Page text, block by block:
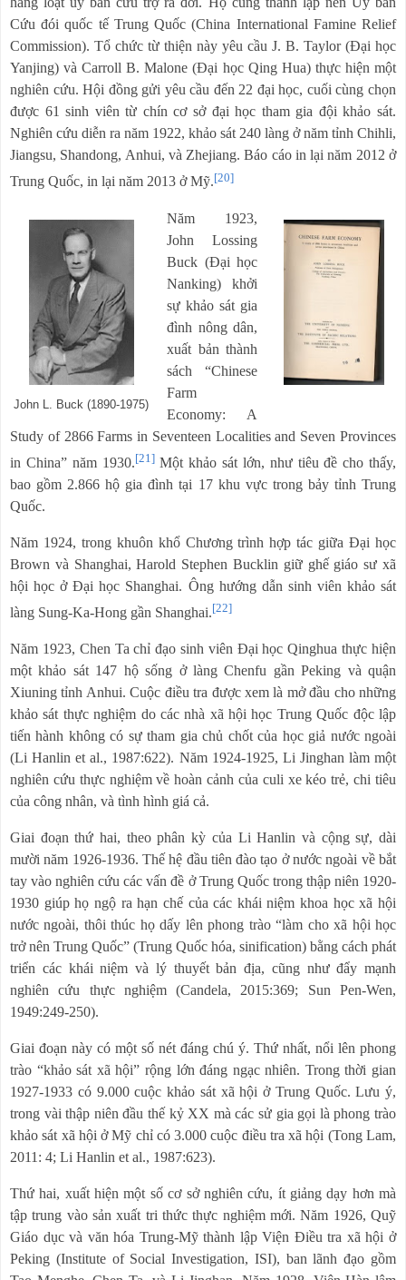
Cứu đói quốc tế Trung Quốc (China International Famine Relief
Commission). Tổ chức từ thiện này yêu cầu J. B. Taylor (Đại học
Yanjing) và Carroll B. Malone (Đại học Qing Hua) thực hiện một
nghiên cứu. Hội đồng gửi yêu cầu đến 22 đại học, cuối cùng chọn
được 61 sinh viên từ chín cơ sở đại học tham gia đội khảo sát.
Nghiên cứu diễn ra năm 1922, khảo sát 240 làng ở năm tỉnh Chihli,
Jiangsu, Shandong, Anhui, và Zhejiang. Báo cáo in lại năm 2012 ở
Trung Quốc, in lại năm 2013 ở Mỹ.[20]
John L. Buck (1890-1975)
Năm 1923,
John Lossing
Buck (Đại học
Nanking) khởi
sự khảo sát gia
đình nông dân,
xuất bản thành
sách “Chinese
Farm
Economy: A
Study of 2866 Farms in Seventeen Localities and Seven Provinces
in China” năm 1930.[21]Một khảo sát lớn, như tiêu đề cho thấy,
bao gồm 2.866 hộ gia đình tại 17 khu vực trong bảy tỉnh Trung
Quốc.
Năm 1924, trong khuôn khổ Chương trình hợp tác giữa Đại học
Brown và Shanghai, Harold Stephen Bucklin giữ ghế giáo sư xã
hội học ở Đại học Shanghai. Ông hướng dẫn sinh viên khảo sát
làng Sung-Ka-Hong gần Shanghai.[22]
Năm 1923, Chen Ta chỉ đạo sinh viên Đại học Qinghua thực hiện
một khảo sát 147 hộ sống ở làng Chenfu gần Peking và quận
Xiuning tỉnh Anhui. Cuộc điều tra được xem là mở đầu cho những
khảo sát thực nghiệm do các nhà xã hội học Trung Quốc độc lập
tiến hành không có sự tham gia chủ chốt của học giả nước ngoài
(Li Hanlin et al., 1987:622). Năm 1924-1925, Li Jinghan làm một
nghiên cứu thực nghiệm về hoàn cảnh của culi xe kéo trẻ, chi tiêu
của công nhân, và tình hình giá cả.
Giai đoạn thứ hai, theo phân kỳ của Li Hanlin và cộng sự, dài
mười năm 1926-1936. Thế hệ đầu tiên đào tạo ở nước ngoài về bắt
tay vào nghiên cứu các vấn đề ở Trung Quốc trong thập niên 1920-
1930 giúp họ ngộ ra hạn chế của các khái niệm khoa học xã hội
nước ngoài, thôi thúc họ dấy lên phong trào “làm cho xã hội học
trở nên Trung Quốc” (Trung Quốc hóa, sinification) bằng cách phát
triển các khái niệm và lý thuyết bản địa, cũng như đẩy mạnh
nghiên cứu thực nghiệm (Candela, 2015:369; Sun Pen-Wen,
1949:249-250).
Giai đoạn này có một số nét đáng chú ý. Thứ nhất, nổi lên phong
trào “khảo sát xã hội” rộng lớn đáng ngạc nhiên. Trong thời gian
1927-1933 có 9.000 cuộc khảo sát xã hội ở Trung Quốc. Lưu ý,
trong vài thập niên đầu thế kỷ XX mà các sử gia gọi là phong trào
khảo sát xã hội ở Mỹ chỉ có 3.000 cuộc điều tra xã hội (Tong Lam,
2011: 4; Li Hanlin et al., 1987:623).
Thứ hai, xuất hiện một số cơ sở nghiên cứu, ít giảng dạy hơn mà
tập trung vào sản xuất tri thức thực nghiệm mới. Năm 1926, Quỹ
Giáo dục và văn hóa Trung-Mỹ thành lập Viện Điều tra xã hội ở
Peking (Institute of Social Investigation, ISI), ban lãnh đạo gồm